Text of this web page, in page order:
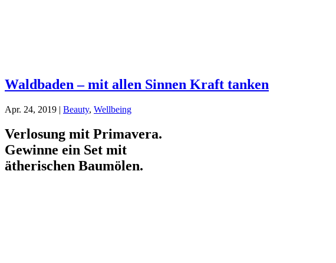
Waldbaden – mit allen Sinnen Kraft tanken
Apr. 24, 2019 | Beauty, Wellbeing
Verlosung mit Primavera.
Gewinne ein Set mit
ätherischen Baumölen.